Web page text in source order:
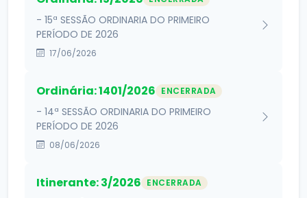
- 15ª SESSÃO ORDINARIA DO PRIMEIRO
PERÍODO DE 2026
17/06/2026
Ordinária: 1401/2026 ENCERRADA
- 14ª SESSÃO ORDINARIA DO PRIMEIRO
PERÍODO DE 2026
08/06/2026
Itinerante: 3/2026 ENCERRADA